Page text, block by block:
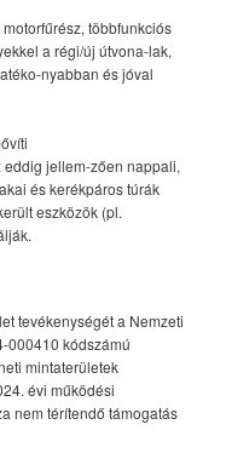
többfunkciós
a régi/új útvona-lak,
nyabban és jóval
jellem-zően nappali,
és kerékpáros túrák
eszközök (pl.
tevékenységét a Nemzeti
000410 kódszámú
mintaterületek
évi működési
nem térítendő támogatás